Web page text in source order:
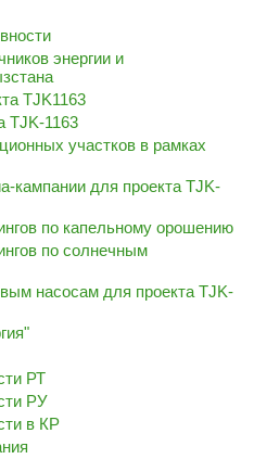
энергии и
TJK1163
TJK-1163
участков в рамках
кампании для проекта TJK-
по капельному орошению
по солнечным
насосам для проекта TJK-
РТ
РУ
в КР